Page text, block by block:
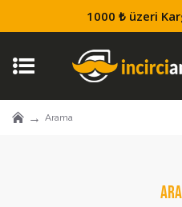
1000 ₺ üzeri
Arama